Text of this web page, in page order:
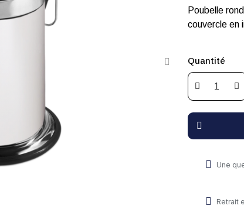
Poubelle
couvercle en
Quantité
Une
Retrait